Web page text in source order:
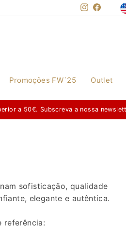
Instagram
Promoções FW`25 Outlet
de 20/07/2026 a 20/09/2026
sofisticação, qualidade
elegante e autêntica.
referência: